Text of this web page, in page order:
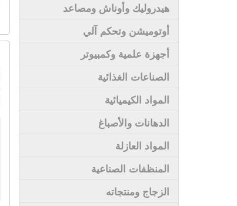
هيدروليك وأوناش ومصاعد
أوتوميشن وتحكم آلي
أجهزة علمية وكمبيوتر
الصناعات الغذائية
المواد الكيميائية
الدهانات والأصباغ
المواد العازلة
المنظفات الصناعية
الزجاج ومنتجاته